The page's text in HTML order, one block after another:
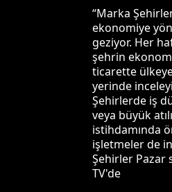
“Marka
ekonomiye
geziyor. Her
şehrin
ticarette
yerinde
Şehirlerde iş
veya büyük
istihdamında
işletmeler de
Şehirler Pazar
TV'de